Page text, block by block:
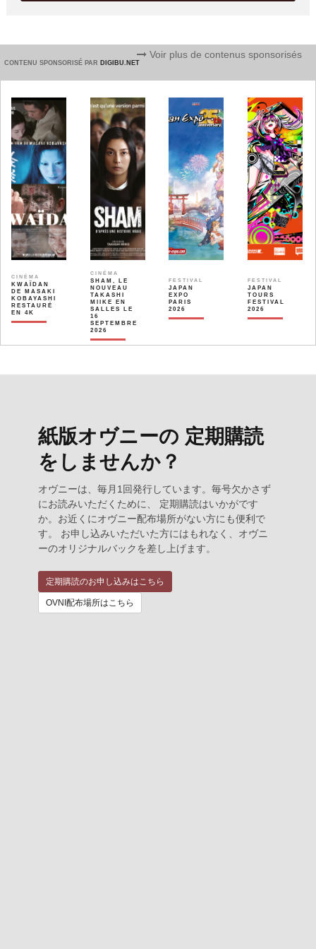
CONTENU SPONSORISÉ PAR DIGIBU.NET
Voir plus de contenus sponsorisés
CINÉMA
KWAÏDAN
DE MASAKI
KOBAYASHI
RESTAURÉ
EN 4K
CINÉMA
SHAM, LE
NOUVEAU
TAKASHI
MIIKE EN
SALLES LE
16
SEPTEMBRE
2026
FESTIVAL
JAPAN
EXPO
PARIS
2026
FESTIVAL
JAPAN
TOURS
FESTIVAL
2026
紙版オヴニーの 定期購読
をしませんか？
オヴニーは、毎月1回発行しています。毎号欠かさず
にお読みいただくために、 定期購読はいかがです
か。お近くにオヴニー配布場所がない方にも便利で
す。 お申し込みいただいた方にはもれなく、オヴニ
ーのオリジナルバックを差し上げます。
定期購読のお申し込みはこちら
OVNI配布場所はこちら